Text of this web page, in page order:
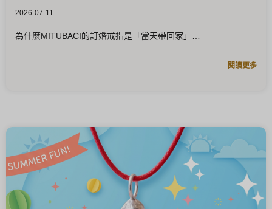
2026-07-11
為什麼MITUBACI的訂婚戒指是「當天帶回家」
閱讀更多